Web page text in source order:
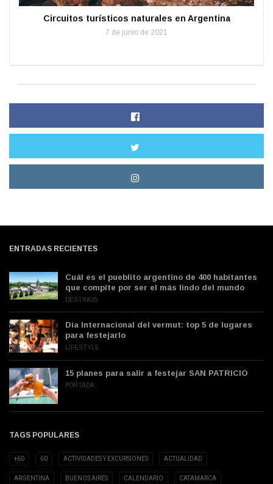
Circuitos turísticos naturales en Argentina
7 de junio de 2021
ENTRADAS RECIENTES
Cuál es el pueblito argentino de 400 habitantes
que compite por ser el más lindo del mundo
DESTINOS
Día Internacional del vermut: top 5 de lugares
para festejarlo
LIFESTYLE
15 planes para salir a festejar SAN PATRICIO
PORTADA
TAGS POPULARES
+60 60 ACTIVIDADES Y EXCURSIONES ACTUALIDAD
ARGENTINA BUENOS AIRES CALENDARIO CATAMARCA